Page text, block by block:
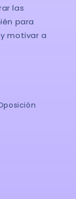
las
para
motivar a